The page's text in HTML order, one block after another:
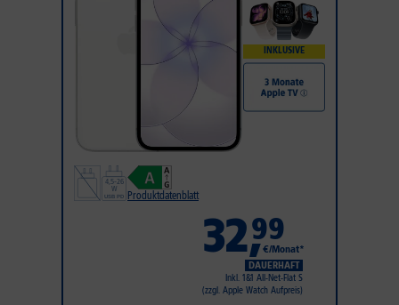
INKLUSIVE
Produktdatenblatt
32,99
€/Monat*
DAUERHAFT
Inkl. 1&1 All-Net-Flat S
(zzgl. Apple Watch Aufpreis)